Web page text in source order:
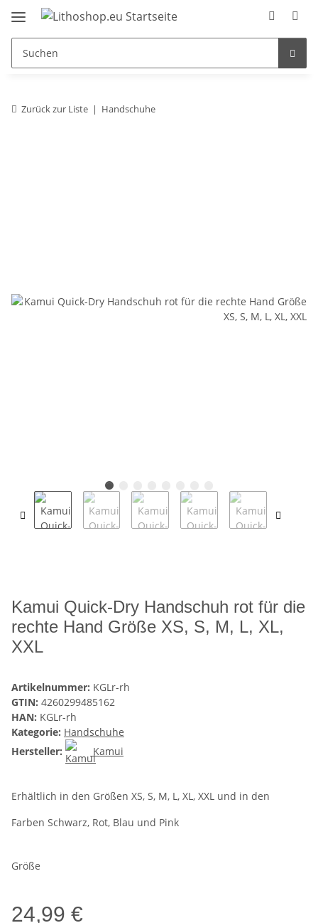
Zurück zur Liste Handschuhe
Kamui Quick-Dry Handschuh rot für die
rechte Hand Größe XS, S, M, L, XL,
XXL
Artikelnummer: KGLr-rh
GTIN: 4260299485162
HAN: KGLr-rh
Kategorie: Handschuhe
Hersteller:
Kamui
Erhältlich in den Größen XS, S, M, L, XL, XXL und in den
Farben Schwarz, Rot, Blau und Pink
Größe
24,99 €